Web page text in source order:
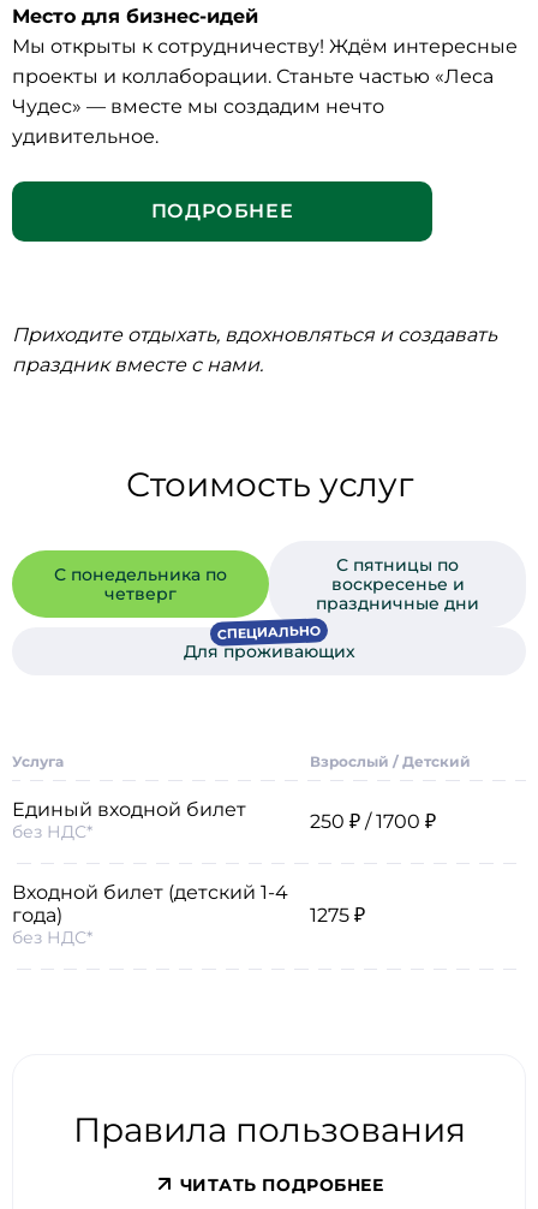
Место для бизнес-идей
Мы открыты к сотрудничеству! Ждём интересные
проекты и коллаборации. Станьте частью «Леса
Чудес» — вместе мы создадим нечто
удивительное.
ПОДРОБНЕЕ
Приходите отдыхать, вдохновляться и создавать
праздник вместе с нами.
Стоимость услуг
С понедельника по
четверг
С пятницы по
воскресенье и
праздничные дни
Для проживающих
СПЕЦИАЛЬНО
Услуга Взрослый / Детский
Единый входной билет
без НДС* 250 ₽ / 1700 ₽
Входной билет (детский 1-4
года)
без НДС*
1275 ₽
Правила пользования
ЧИТАТЬ ПОДРОБНЕЕ